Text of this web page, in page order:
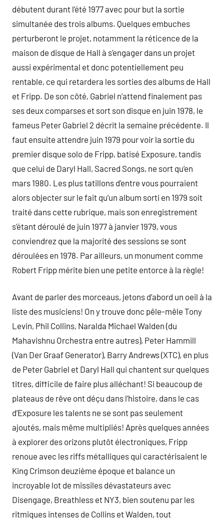
débutent durant l’été 1977 avec pour but la sortie
simultanée des trois albums. Quelques embuches
perturberont le projet, notamment la réticence de la
maison de disque de Hall à s’engager dans un projet
aussi expérimental et donc potentiellement peu
rentable, ce qui retardera les sorties des albums de Hall
et Fripp. De son côté, Gabriel n’attend finalement pas
ses deux comparses et sort son disque en juin 1978, le
fameus Peter Gabriel 2 décrit la semaine précédente. Il
faut ensuite attendre juin 1979 pour voir la sortie du
premier disque solo de Fripp, batisé Exposure, tandis
que celui de Daryl Hall, Sacred Songs, ne sort qu’en
mars 1980. Les plus tatillons d’entre vous pourraient
alors objecter sur le fait qu’un album sorti en 1979 soit
traité dans cette rubrique, mais son enregistrement
s’étant déroulé de juin 1977 à janvier 1979, vous
conviendrez que la majorité des sessions se sont
déroulées en 1978. Par ailleurs, un monument comme
Robert Fripp mérite bien une petite entorce à la règle!
Avant de parler des morceaus, jetons d’abord un oeil à la
liste des musiciens! On y trouve donc pêle-mêle Tony
Levin, Phil Collins, Naralda Michael Walden (du
Mahavishnu Orchestra entre autres), Peter Hammill
(Van Der Graaf Generator), Barry Andrews (XTC), en plus
de Peter Gabriel et Daryl Hall qui chantent sur quelques
titres, difficile de faire plus alléchant! Si beaucoup de
plateaus de rêve ont déçu dans l’histoire, dans le cas
d’Exposure les talents ne se sont pas seulement
ajoutés, mais même multipliés! Après quelques années
à explorer des orizons plutôt électroniques, Fripp
renoue avec les riffs métalliques qui caractérisaient le
King Crimson deuzième époque et balance un
incroyable lot de missiles dévastateurs avec
Disengage, Breathless et NY3, bien soutenu par les
ritmiques intenses de Collins et Walden, tout